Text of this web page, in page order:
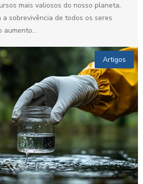
mais valiosos do nosso planeta,
sobrevivência de todos os seres
aumento...
Artigos